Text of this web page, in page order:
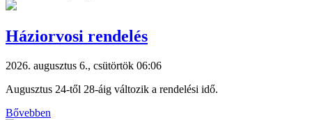
Háziorvosi rendelés
2026. augusztus 6., csütörtök 06:06
Augusztus 24-től 28-áig változik a rendelési idő.
Bővebben